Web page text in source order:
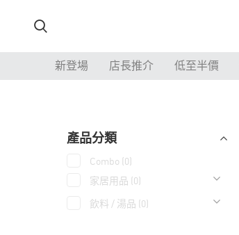
新登場 店長推介 低至半價
產品分類
Combo
(0)
家居用品
(0)
飲料 / 湯品 (0)